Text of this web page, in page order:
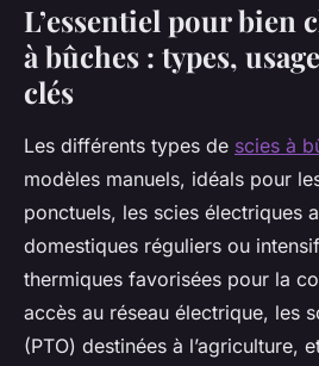
L’essentiel pour bien
à bûches : types,
clés
Les différents types de scies à
modèles manuels, idéals pour
ponctuels, les scies électriques
domestiques réguliers ou
thermiques favorisées pour la
accès au réseau électrique, les
(PTO) destinées à l’agriculture,